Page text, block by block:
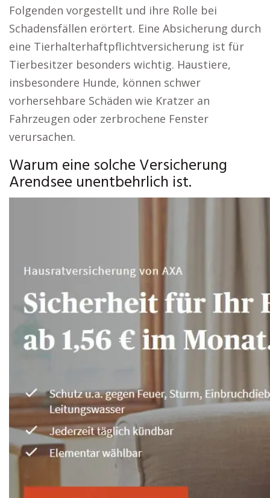
Folgenden vorgestellt und ihre Rolle bei
Schadensfällen erörtert. Eine Absicherung durch
eine Tierhalterhaftpflichtversicherung ist für
Tierbesitzer besonders wichtig. Haustiere,
insbesondere Hunde, können schwer
vorhersehbare Schäden wie Kratzer an
Fahrzeugen oder zerbrochene Fenster
verursachen.
Warum eine solche Versicherung
Arendsee unentbehrlich ist.